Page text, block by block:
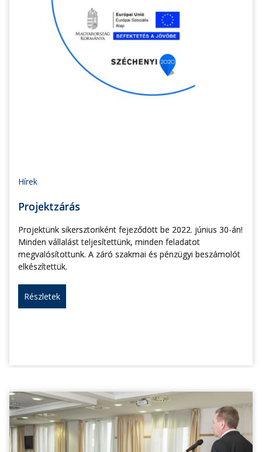
Hírek
Projektzárás
Projektünk sikersztoriként fejeződött be 2022. június 30-án!
Minden vállalást teljesítettünk, minden feladatot
megvalósítottunk. A záró szakmai és pénzügyi beszámolót
elkészítettük.
Részletek